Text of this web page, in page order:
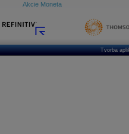
Akcie Moneta
Tvorba